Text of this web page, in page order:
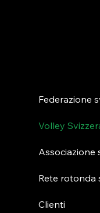
Federazione
Volley
Rete rotonda
Clienti